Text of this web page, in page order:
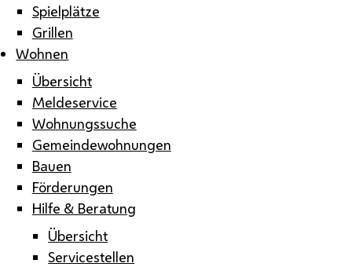
Spielplätze
Grillen
Wohnen
Übersicht
Meldeservice
Wohnungssuche
Gemeindewohnungen
Bauen
Förderungen
Hilfe & Beratung
Übersicht
Servicestellen